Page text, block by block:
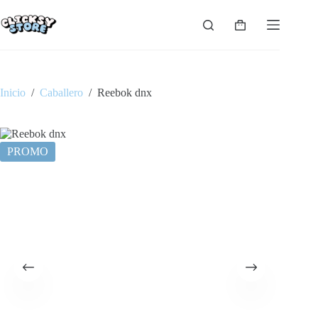
al
contenido
Carro
Inicio / Caballero / Reebok dnx
PROMO